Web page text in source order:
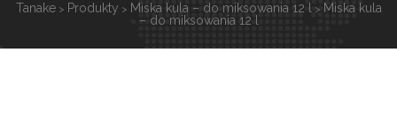
Tanake> Produkty > Miska kula – do miksowania 12 l > Miska kula
– do miksowania 12 l